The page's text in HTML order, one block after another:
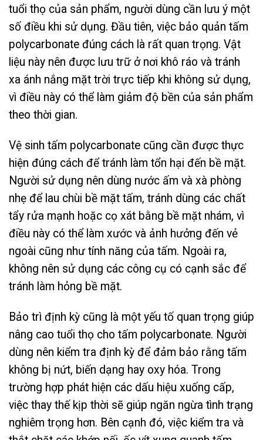
tuổi thọ của sản phẩm, người dùng cần lưu ý một
số điều khi sử dụng. Đầu tiên, việc bảo quản tấm
polycarbonate đúng cách là rất quan trọng. Vật
liệu này nên được lưu trữ ở nơi khô ráo và tránh
xa ánh nắng mặt trời trực tiếp khi không sử dụng,
vì điều này có thể làm giảm độ bền của sản phẩm
theo thời gian.
Vệ sinh tấm polycarbonate cũng cần được thực
hiện đúng cách để tránh làm tổn hại đến bề mặt.
Người sử dụng nên dùng nước ấm và xà phòng
nhẹ để lau chùi bề mặt tấm, tránh dùng các chất
tẩy rửa mạnh hoặc cọ xát bằng bề mặt nhám, vì
điều này có thể làm xước và ảnh hưởng đến vẻ
ngoài cũng như tính năng của tấm. Ngoài ra,
không nên sử dụng các công cụ có cạnh sắc để
tránh làm hỏng bề mặt.
Bảo trì định kỳ cũng là một yếu tố quan trọng giúp
nâng cao tuổi thọ cho tấm polycarbonate. Người
dùng nên kiểm tra định kỳ để đảm bảo rằng tấm
không bị nứt, biến dạng hay oxy hóa. Trong
trường hợp phát hiện các dấu hiệu xuống cấp,
việc thay thế kịp thời sẽ giúp ngăn ngừa tình trạng
nghiêm trọng hơn. Bên cạnh đó, việc kiểm tra và